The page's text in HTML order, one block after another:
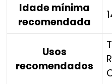
Idade mínima
recomendada
Usos
recomendados